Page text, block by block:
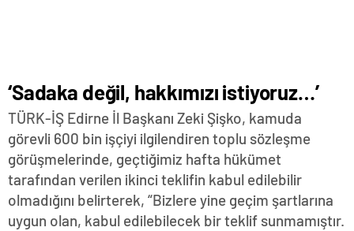
‘Sadaka değil, hakkımızı istiyoruz…’
TÜRK-İŞ Edirne İl Başkanı Zeki Şişko, kamuda
görevli 600 bin işçiyi ilgilendiren toplu sözleşme
görüşmelerinde, geçtiğimiz hafta hükümet
tarafından verilen ikinci teklifin kabul edilebilir
olmadığını belirterek, “Bizlere yine geçim şartlarına
uygun olan, kabul edilebilecek bir teklif sunmamıştır.